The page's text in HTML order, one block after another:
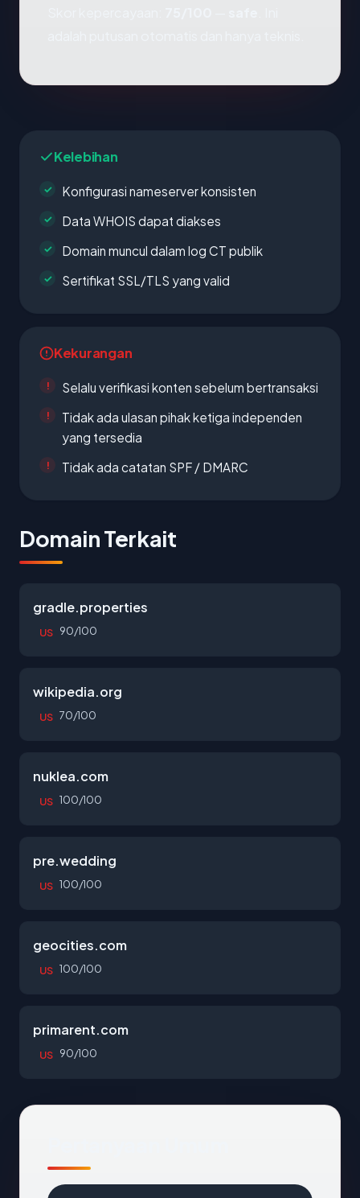
Kelebihan
Konfigurasi nameserver konsisten
Data WHOIS dapat diakses
Domain muncul dalam log CT publik
Sertifikat SSL/TLS yang valid
Kekurangan
Selalu verifikasi konten sebelum bertransaksi
Tidak ada ulasan pihak ketiga independen
yang tersedia
Tidak ada catatan SPF / DMARC
Domain Terkait
gradle.properties
US 90/100
wikipedia.org
US 70/100
nuklea.com
US 100/100
pre.wedding
US 100/100
geocities.com
US 100/100
primarent.com
US 90/100